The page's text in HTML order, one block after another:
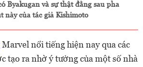
Byakugan và sự thật đằng sau pha
này của tác giả Kishimoto
Marvel nổi tiếng hiện nay qua các
tạo ra nhờ ý tưởng của một số nhà